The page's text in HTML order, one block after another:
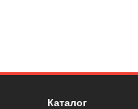
Каталог